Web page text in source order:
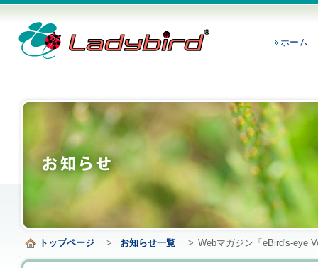
ホーム
トップページ > お知らせ一覧 > Webマガジン「eBird's-eye